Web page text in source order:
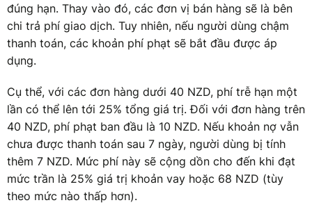
đúng hạn. Thay vào đó, các đơn vị bán hàng sẽ là bên
chi trả phí giao dịch. Tuy nhiên, nếu người dùng chậm
thanh toán, các khoản phí phạt sẽ bắt đầu được áp
dụng.
Cụ thể, với các đơn hàng dưới 40 NZD, phí trễ hạn một
lần có thể lên tới 25% tổng giá trị. Đối với đơn hàng trên
40 NZD, phí phạt ban đầu là 10 NZD. Nếu khoản nợ vẫn
chưa được thanh toán sau 7 ngày, người dùng bị tính
thêm 7 NZD. Mức phí này sẽ cộng dồn cho đến khi đạt
mức trần là 25% giá trị khoản vay hoặc 68 NZD (tùy
theo mức nào thấp hơn).